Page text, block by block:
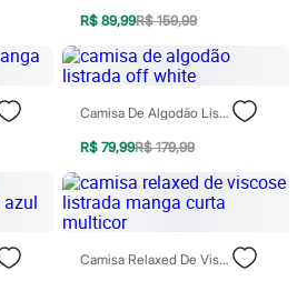
R$ 89,99R$ 159,99
Camisa De Algodão Listrada Off White
R$ 79,99R$ 179,99
Camisa Relaxed De Viscose Listrada Manga Curta Multicor